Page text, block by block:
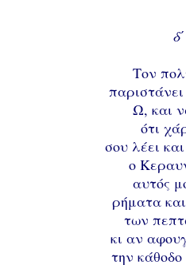
δ΄
Τον
Ω, και
ότι
σου λέει
ο
αυτός
ρήματα
των
κι αν
την